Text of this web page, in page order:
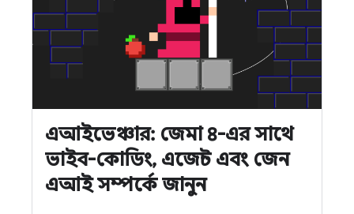
এআইভেঞ্চার: জেমা ৪-এর সাথে
ভাইব-কোডিং, এজেন্ট এবং জেন
এআই সম্পর্কে জানুন